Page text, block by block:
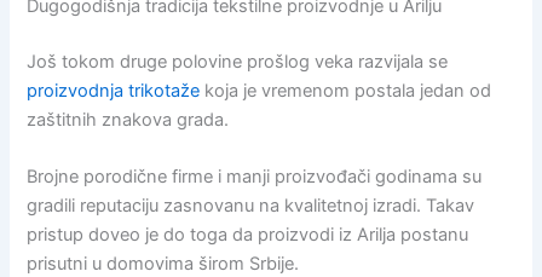
Dugogodišnja tradicija tekstilne proizvodnje u Arilju
Još tokom druge polovine prošlog veka razvijala se
proizvodnja trikotaže koja je vremenom postala jedan od
zaštitnih znakova grada.
Brojne porodične firme i manji proizvođači godinama su
gradili reputaciju zasnovanu na kvalitetnoj izradi. Takav
pristup doveo je do toga da proizvodi iz Arilja postanu
prisutni u domovima širom Srbije.